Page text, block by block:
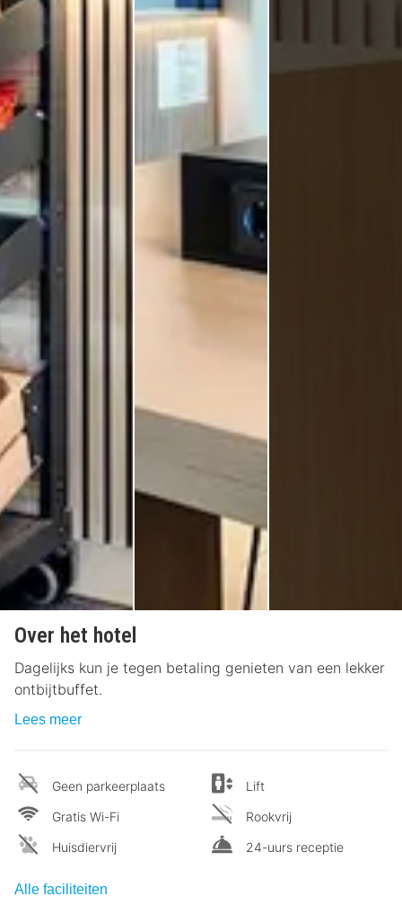
Over het hotel
Dagelijks kun je tegen betaling genieten van een lekker
ontbijtbuffet.
Lees meer
Geen parkeerplaats
Gratis Wi-Fi
Huisdiervrij
Lift
Rookvrij
24-uurs receptie
Alle faciliteiten